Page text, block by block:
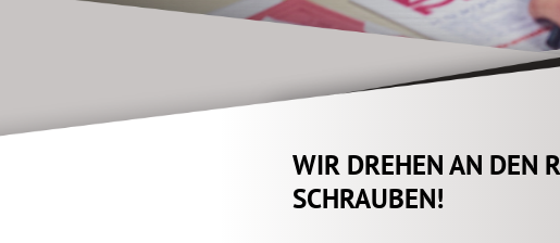
WIR DREHEN AN DEN
SCHRAUBEN!